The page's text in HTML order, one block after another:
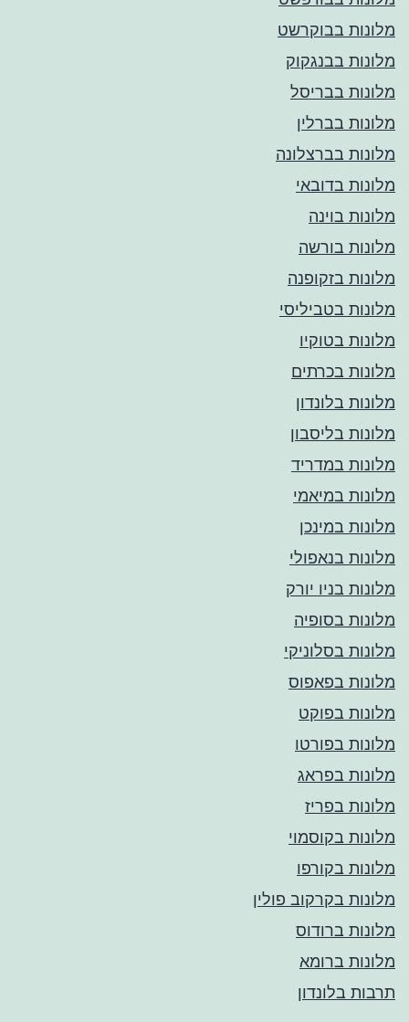
מלונות בבוקרשט
מלונות בבנגקוק
מלונות בבריסל
מלונות בברלין
מלונות בברצלונה
מלונות בדובאי
מלונות בוינה
מלונות בורשה
מלונות בזקופנה
מלונות בטביליסי
מלונות בטוקיו
מלונות בכרתים
מלונות בלונדון
מלונות בליסבון
מלונות במדריד
מלונות במיאמי
מלונות במינכן
מלונות בנאפולי
מלונות בניו יורק
מלונות בסופיה
מלונות בסלוניקי
מלונות בפאפוס
מלונות בפוקט
מלונות בפורטו
מלונות בפראג
מלונות בפריז
מלונות בקוסמוי
מלונות בקורפו
מלונות בקרקוב פולין
מלונות ברודוס
מלונות ברומא
תרבות בלונדון